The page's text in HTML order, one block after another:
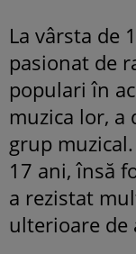
La vârsta de
pasionat de
populari în
muzica lor, a
grup
17 ani, însă
a rezistat
ulterioare de